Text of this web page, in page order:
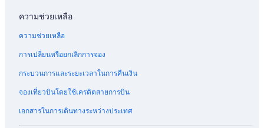
ความช่วยเหลือ
ความช่วยเหลือ
การเปลี่ยนหรือยกเลิกการจอง
กระบวนการและระยะเวลาในการคืนเงิน
จองเที่ยวบินโดยใช้เครดิตสายการบิน
เอกสารในการเดินทางระหว่างประเทศ